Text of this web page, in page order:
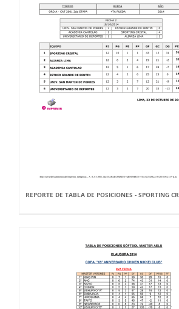
REPORTE DE TABLA DE POSICIONES - SPORTING